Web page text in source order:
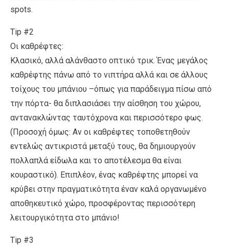
spots.
Tip #2
Οι καθρέφτες:
Κλασικό, αλλά αλάνθαστο οπτικό τρικ. Ένας μεγάλος
καθρέφτης πάνω από το νιπτήρα αλλά και σε άλλους
τοίχους του μπάνιου –όπως για παράδειγμα πίσω από
την πόρτα- θα διπλασιάσει την αίσθηση του χώρου,
αντανακλώντας ταυτόχρονα και περισσότερο φως.
(Προσοχή όμως: Αν οι καθρέφτες τοποθετηθούν
εντελώς αντικριστά μεταξύ τους, θα δημιουργούν
πολλαπλά είδωλα και το αποτέλεσμα θα είναι
κουραστικό). Επιπλέον, ένας καθρέφτης μπορεί να
κρύβει στην πραγματικότητα έναν καλά οργανωμένο
αποθηκευτικό χώρο, προσφέροντας περισσότερη
λειτουργικότητα στο μπάνιο!
Tip #3